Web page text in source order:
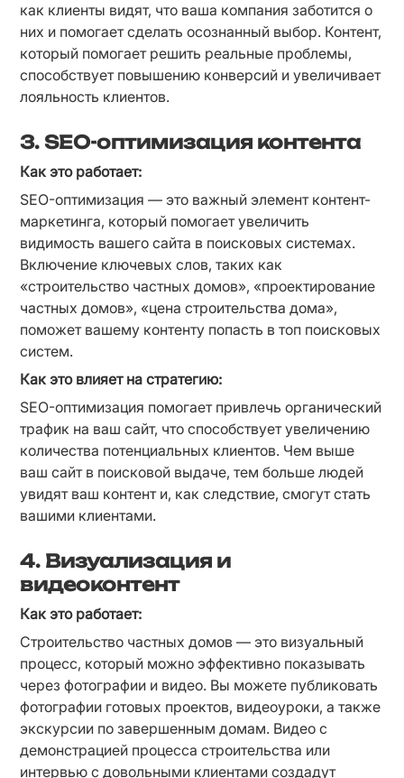
как клиенты видят, что ваша компания заботится о
них и помогает сделать осознанный выбор. Контент,
который помогает решить реальные проблемы,
способствует повышению конверсий и увеличивает
лояльность клиентов.
3. SEO-оптимизация контента
Как это работает:
SEO-оптимизация — это важный элемент контент-
маркетинга, который помогает увеличить
видимость вашего сайта в поисковых системах.
Включение ключевых слов, таких как
«строительство частных домов», «проектирование
частных домов», «цена строительства дома»,
поможет вашему контенту попасть в топ поисковых
систем.
Как это влияет на стратегию:
SEO-оптимизация помогает привлечь органический
трафик на ваш сайт, что способствует увеличению
количества потенциальных клиентов. Чем выше
ваш сайт в поисковой выдаче, тем больше людей
увидят ваш контент и, как следствие, смогут стать
вашими клиентами.
4. Визуализация и
видеоконтент
Как это работает:
Строительство частных домов — это визуальный
процесс, который можно эффективно показывать
через фотографии и видео. Вы можете публиковать
фотографии готовых проектов, видеоуроки, а также
экскурсии по завершенным домам. Видео с
демонстрацией процесса строительства или
интервью с довольными клиентами создадут